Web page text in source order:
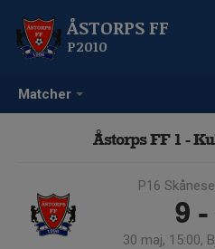
Matcher
ÅSTORPS FF
P2010
Åstorps FF 1 -
P16
9 -
30 maj, 15:00,